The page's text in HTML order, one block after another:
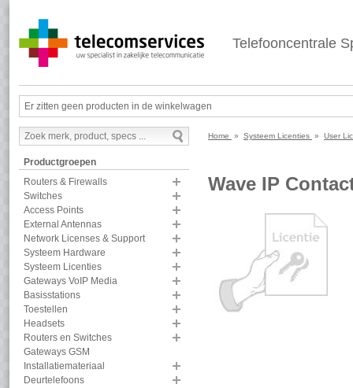
Telefooncentrale
Er zitten geen producten in de winkelwagen
Productgroepen
Routers & Firewalls
Switches
Access Points
External Antennas
Network Licenses & Support
Systeem Hardware
Systeem Licenties
Gateways VoIP Media
Basisstations
Toestellen
Headsets
Routers en Switches
Gateways GSM
Installatiemateriaal
Deurtelefoons
Home » Systeem Licenties » User
Wave IP